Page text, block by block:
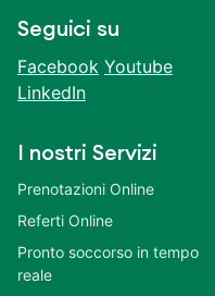
Seguici su
Facebook Youtube
LinkedIn
I nostri Servizi
Prenotazioni Online
Referti Online
Pronto soccorso in tempo
reale